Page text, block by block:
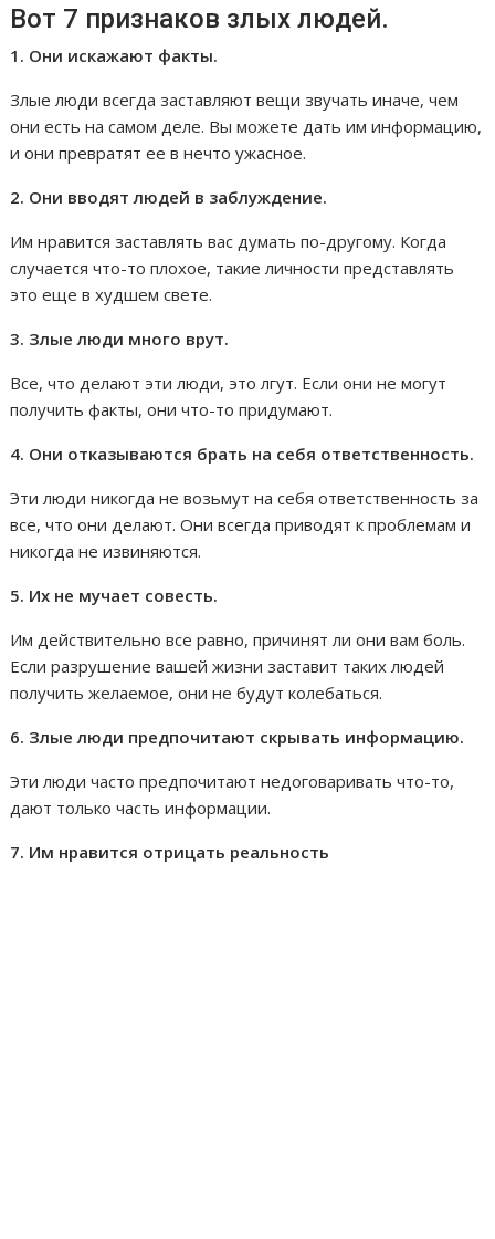
Вот 7 признаков злых людей.
1. Они искажают факты.
Злые люди всегда заставляют вещи звучать иначе, чем
они есть на самом деле. Вы можете дать им информацию,
и они превратят ее в нечто ужасное.
2. Они вводят людей в заблуждение.
Им нравится заставлять вас думать по-другому. Когда
случается что-то плохое, такие личности представлять
это еще в худшем свете.
3. Злые люди много врут.
Все, что делают эти люди, это лгут. Если они не могут
получить факты, они что-то придумают.
4. Они отказываются брать на себя ответственность.
Эти люди никогда не возьмут на себя ответственность за
все, что они делают. Они всегда приводят к проблемам и
никогда не извиняются.
5. Их не мучает совесть.
Им действительно все равно, причинят ли они вам боль.
Если разрушение вашей жизни заставит таких людей
получить желаемое, они не будут колебаться.
6. Злые люди предпочитают скрывать информацию.
Эти люди часто предпочитают недоговаривать что-то,
дают только часть информации.
7. Им нравится отрицать реальность